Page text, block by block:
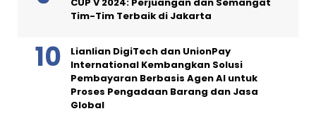
Tim-Tim Terbaik di Jakarta
Lianlian DigiTech dan UnionPay
International Kembangkan Solusi
Pembayaran Berbasis Agen AI untuk
Proses Pengadaan Barang dan Jasa
Global